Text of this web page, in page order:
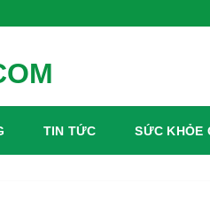
TIN TỨC SỨC KHỎE